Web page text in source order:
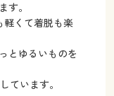
す。
軽くて着脱も楽
とゆるいものを
ています。